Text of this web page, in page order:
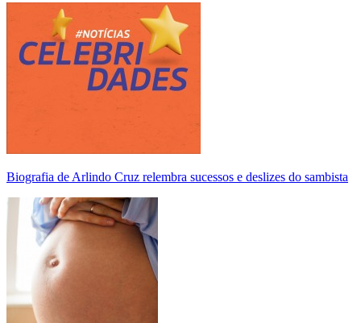
Biografia de Arlindo Cruz relembra sucessos e deslizes do sambista